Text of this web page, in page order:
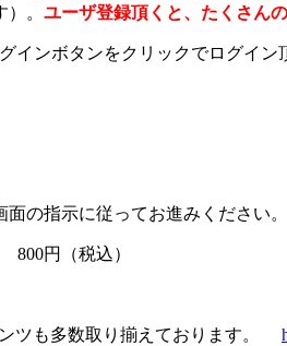
。 ユーザ登録頂くと、たくさん
インボタンをクリックでログイ
の指示に従ってお進みください。
円（税込）
ツも多数取り揃えております。